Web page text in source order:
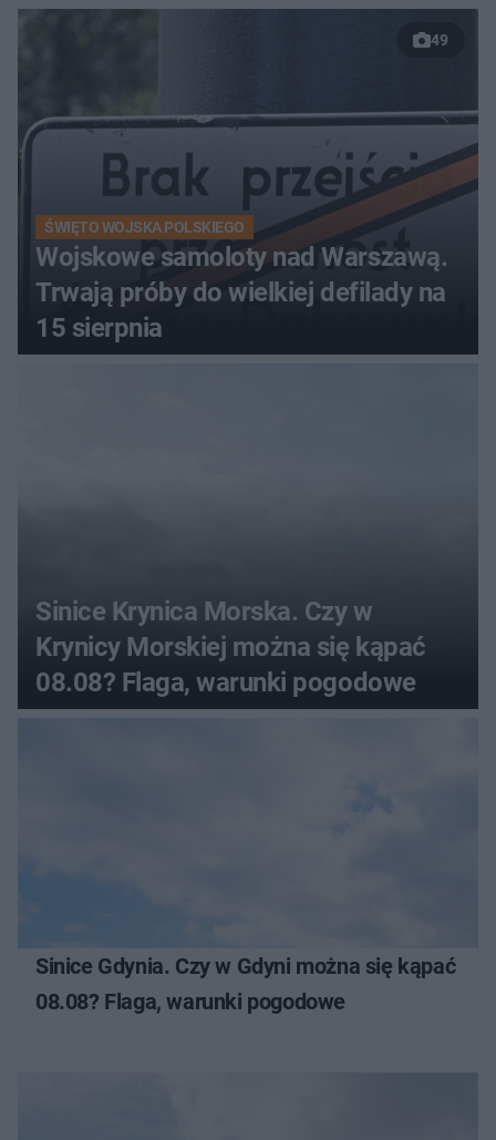
49
ŚWIĘTO WOJSKA POLSKIEGO
Wojskowe samoloty nad Warszawą.
Trwają próby do wielkiej defilady na
15 sierpnia
Sinice Krynica Morska. Czy w
Krynicy Morskiej można się kąpać
08.08? Flaga, warunki pogodowe
Sinice Gdynia. Czy w Gdyni można się kąpać
08.08? Flaga, warunki pogodowe